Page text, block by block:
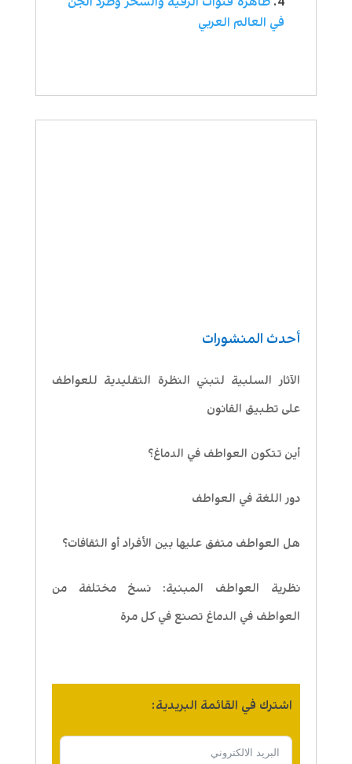
أحدث المنشورات
الآثار السلبية لتبني النظرة التقليدية للعواطف
على تطبيق القانون
أين تتكون العواطف في الدماغ؟
دور اللغة في العواطف
هل العواطف متفق عليها بين الأفراد أو الثقافات؟
نظرية العواطف المبنية: نسخ مختلفة من
العواطف في الدماغ تصنع في كل مرة
اشترك في القائمة البريدية:
في العالم العربي